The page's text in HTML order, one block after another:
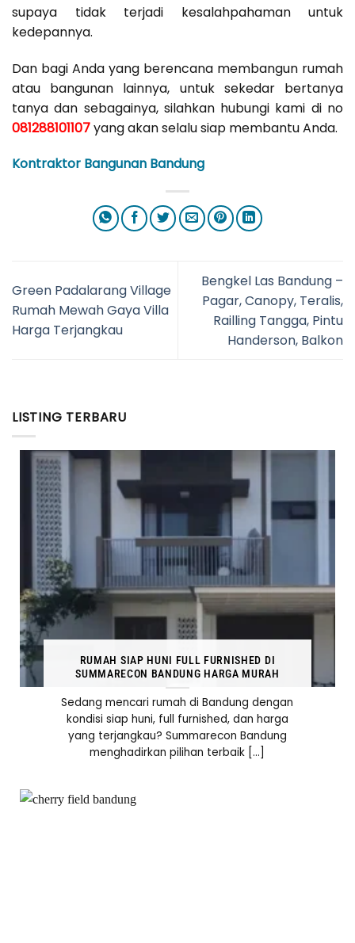
supaya tidak terjadi kesalahpahaman untuk
kedepannya.
Dan bagi Anda yang berencana membangun rumah
atau bangunan lainnya, untuk sekedar bertanya
tanya dan sebagainya, silahkan hubungi kami di no
081288101107yang akan selalu siap membantu Anda.
Kontraktor Bangunan Bandung
Green Padalarang Village
Rumah Mewah Gaya Villa
Harga Terjangkau
Bengkel Las Bandung –
Pagar, Canopy, Teralis,
Railling Tangga, Pintu
Handerson, Balkon
LISTING TERBARU
RUMAH SIAP HUNI FULL FURNISHED DI
SUMMARECON BANDUNG HARGA MURAH
Sedang mencari rumah di Bandung dengan
kondisi siap huni, full furnished, dan harga
yang terjangkau? Summarecon Bandung
menghadirkan pilihan terbaik [...]